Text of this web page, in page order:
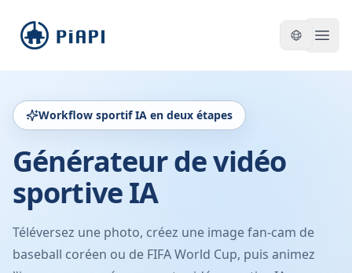
piapi
Workflow sportif IA en deux étapes
Générateur de vidéo
sportive IA
Téléversez une photo, créez une image fan-cam de
baseball coréen ou de FIFA World Cup, puis animez